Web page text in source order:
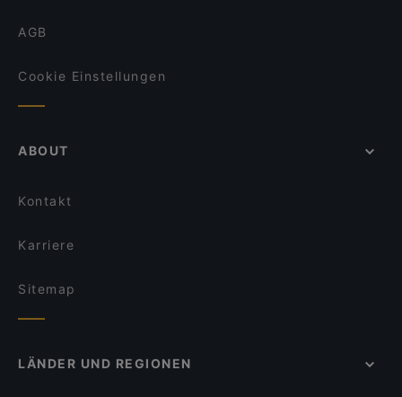
AGB
Cookie Einstellungen
ABOUT
Kontakt
Karriere
Sitemap
LÄNDER UND REGIONEN